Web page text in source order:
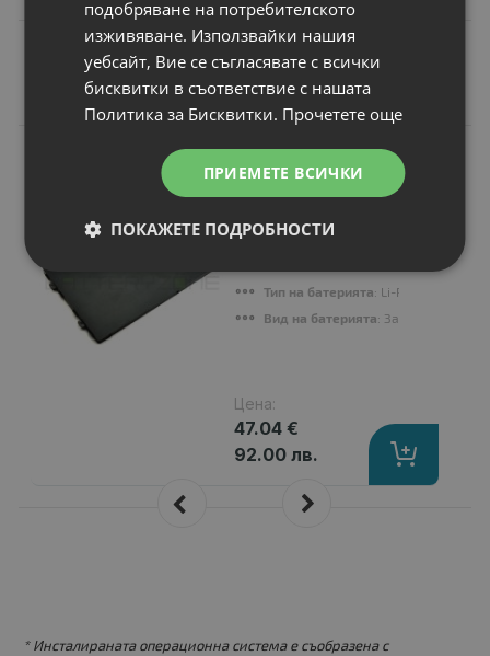
Подобни продукти
Батерия за лаптоп
Клетки: 3
Тип на батерията: Li-Pol
Вид на батерията: Заместител
Цена:
47.04 €
92.00 лв.
* Инсталираната операционна система е съобразена с
подобряване на потребителското
изживяване. Използвайки нашия
уебсайт, Вие се съгласявате с всички
бисквитки в съответствие с нашата
Политика за Бисквитки. Прочетете още
ПРИЕМЕТЕ ВСИЧКИ
ПОКАЖЕТЕ ПОДРОБНОСТИ